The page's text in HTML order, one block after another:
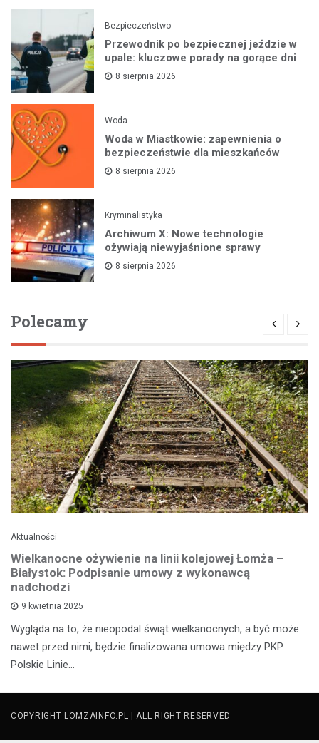
Bezpieczeństwo
Przewodnik po bezpiecznej jeździe w
upale: kluczowe porady na gorące dni
8 sierpnia 2026
Woda
Woda w Miastkowie: zapewnienia o
bezpieczeństwie dla mieszkańców
8 sierpnia 2026
Kryminalistyka
Archiwum X: Nowe technologie
ożywiają niewyjaśnione sprawy
8 sierpnia 2026
Polecamy
Aktualności
Wielkanocne ożywienie na linii kolejowej Łomża –
Białystok: Podpisanie umowy z wykonawcą
nadchodzi
9 kwietnia 2025
Wygląda na to, że nieopodal świąt wielkanocnych, a być może
nawet przed nimi, będzie finalizowana umowa między PKP
Polskie Linie…
COPYRIGHT LOMZAINFO.PL | ALL RIGHT RESERVED